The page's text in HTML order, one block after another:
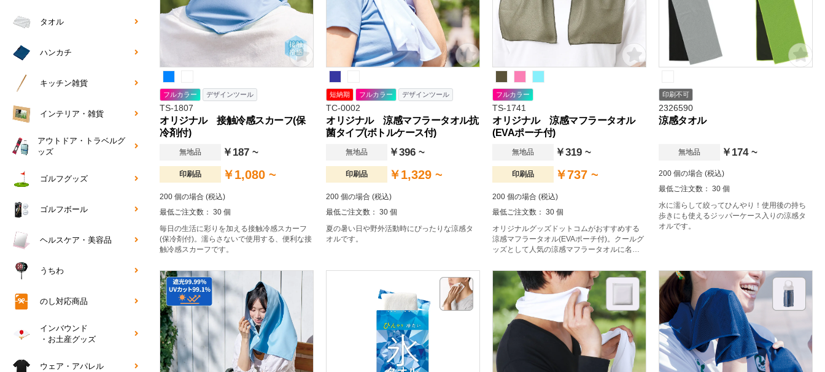
フルカラー デザインツール
TS-1807
オリジナル 接触冷感スカーフ(保
冷剤付)
無地品 ￥187 ~
印刷品 ￥1,080 ~
200 個の場合 (税込)
最低ご注文数： 30 個
毎日の生活に彩りを加える接触冷感スカーフ
(保冷剤付)。濡らさないで使用する、便利な接
触冷感スカーフです。
短納期 フルカラー デザインツール
TC-0002
オリジナル 涼感マフラータオル抗
菌タイプ(ボトルケース付)
無地品 ￥396 ~
印刷品 ￥1,329 ~
200 個の場合 (税込)
最低ご注文数： 30 個
夏の暑い日や野外活動時にぴったりな涼感タ
オルです。
フルカラー
TS-1741
オリジナル 涼感マフラータオル
(EVAポーチ付)
無地品 ￥319 ~
印刷品 ￥737 ~
200 個の場合 (税込)
最低ご注文数： 30 個
オリジナルグッズドットコムがおすすめする
涼感マフラータオル(EVAポーチ付)。クールグ
ッズとして人気の涼感マフラータオルに名入
す。
印刷不可
2326590
涼感タオル
無地品 ￥174 ~
200 個の場合 (税込)
最低ご注文数： 30 個
水に濡らして絞ってひんやり！使用後の持ち
歩きにも使えるジッパーケース入りの涼感タ
オルです。
タオル
ハンカチ
キッチン雑貨
インテリア・雑貨
アウトドア・トラベルグ
ッズ
ゴルフグッズ
ゴルフボール
ヘルスケア・美容品
うちわ
のし対応商品
インバウンド
・お土産グッズ
ウェア・アパレル